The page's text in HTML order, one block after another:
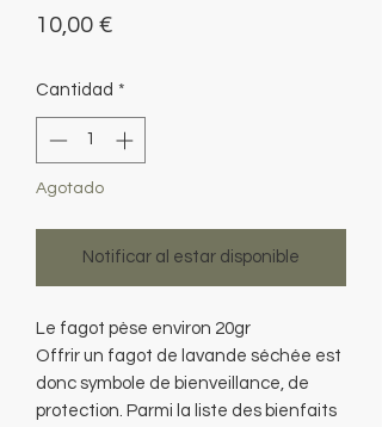
10,00 €Precio
Cantidad *
Agotado
Notificar al estar disponible
Le fagot pèse environ 20gr
Offrir un fagot de lavande séchée est
donc symbole de bienveillance, de
protection. Parmi la liste des bienfaits